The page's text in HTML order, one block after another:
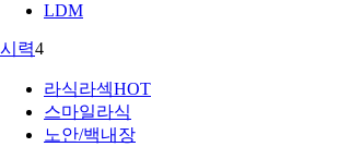
LDM
시력4
라식라섹HOT
스마일라식
노안/백내장